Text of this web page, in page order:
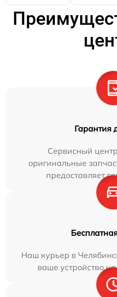
Гарантия
Сервисный
оригинальные
предоставляет
Наш курьер в
ваше устройство